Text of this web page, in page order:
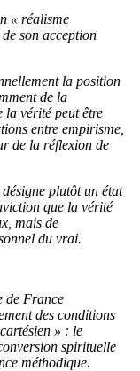
« réalisme
son acception
la position
de la
la vérité peut être
entre empirisme,
de la réflexion de
plutôt un état
que la vérité
mais de
du vrai.
de France
des conditions
» : le
spirituelle
méthodique.